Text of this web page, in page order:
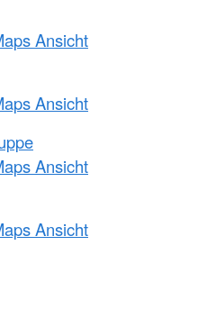
Ansicht
Ansicht
Ansicht
Ansicht